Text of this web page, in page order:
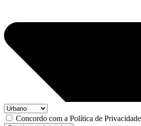
Concordo com a Política de